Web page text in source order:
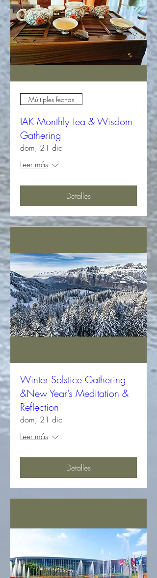
Múltiples fechas
IAK Monthly Tea & Wisdom
Gathering
dom, 21 dic
Leer más
Detalles
Winter Solstice Gathering
&New Year’s Meditation &
Reflection
dom, 21 dic
Leer más
Detalles